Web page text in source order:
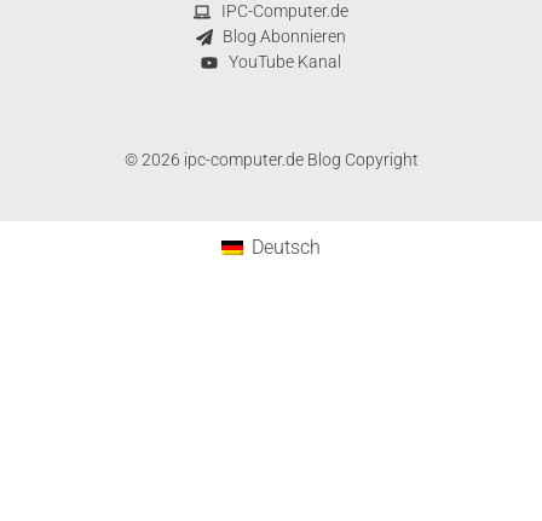
IPC-Computer.de
Blog Abonnieren
YouTube Kanal
© 2026 ipc-computer.de Blog Copyright
Deutsch